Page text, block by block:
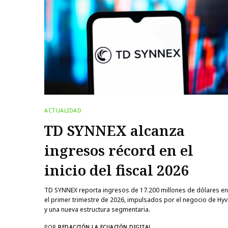
ACTUALIDAD
TD SYNNEX alcanza
ingresos récord en el
inicio del fiscal 2026
TD SYNNEX reporta ingresos de 17.200 millones de dólares en
el primer trimestre de 2026, impulsados por el negocio de
y una nueva estructura segmentaria.